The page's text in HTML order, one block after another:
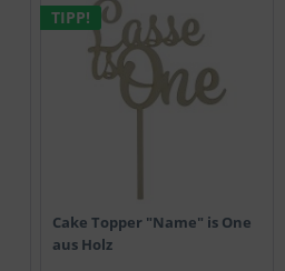
TIPP!
Cake Topper "Name" is One
aus Holz